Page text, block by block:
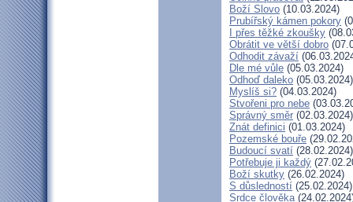
Boží Slovo (10.03.2024)
Prubířský kámen pokory
I přes těžké zkoušky
Obrátit ve větší dobro
Odhodit závaží
Dle mé vůle (05.03.2024)
Odhoď daleko (05.03.2024)
Myslíš si? (04.03.2024)
Stvořeni pro nebe
Správný směr (02.03.2024)
Znát definici (01.03.2024)
Pozemské bouře
Budoucí svatí (28.02.2024)
Potřebuje ji každý
Boží skutky (26.02.2024)
S důsledností (25.02.2024)
Srdce člověka